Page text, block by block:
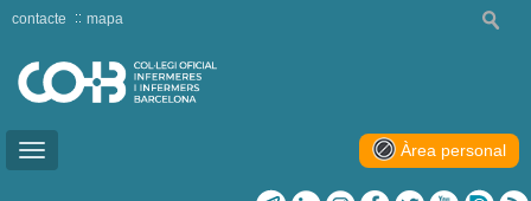
Toggle
contacte mapa
Àrea personal